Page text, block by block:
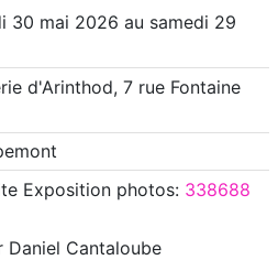
30 mai 2026 au samedi 29
d'Arinthod, 7 rue Fontaine
Exposition photos: 338688
Daniel Cantaloube